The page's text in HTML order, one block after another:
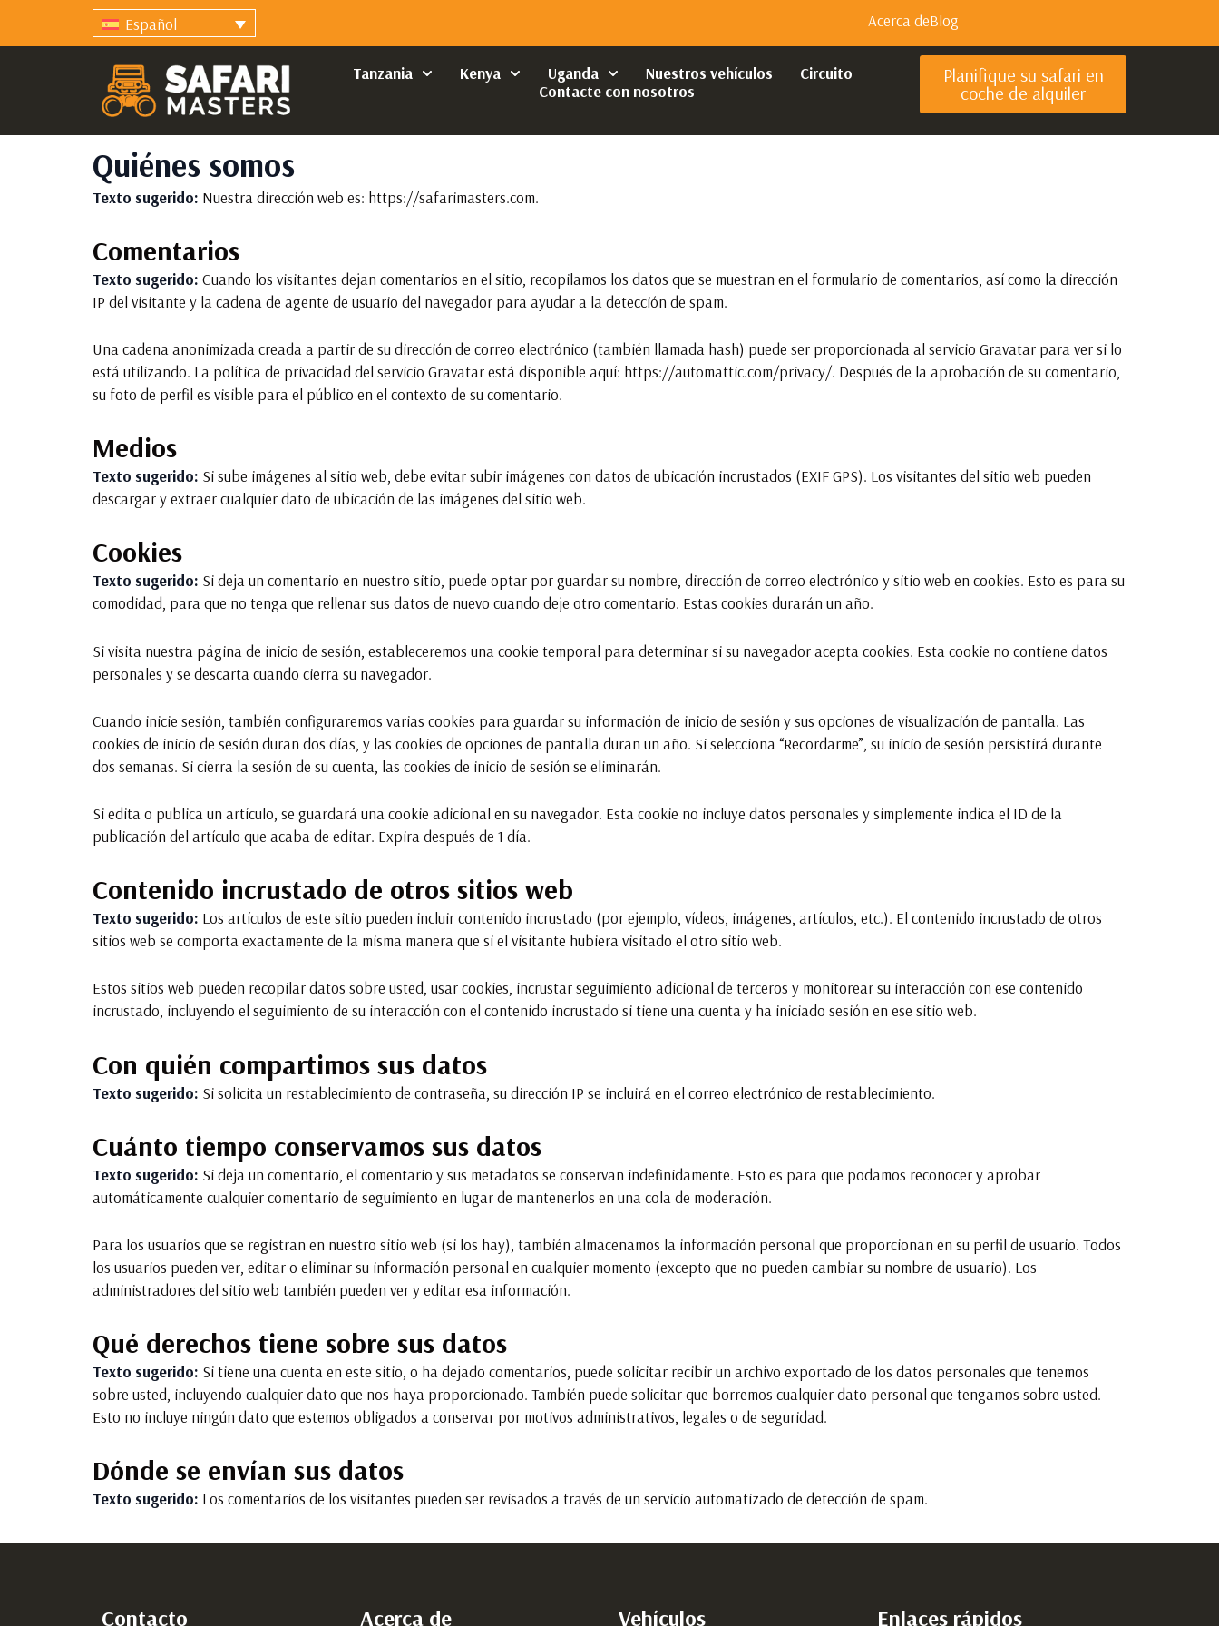
Español Acerca deBlog
Tanzania Kenya Uganda Nuestros vehículos
Circuito
Contacte con nosotros
Planifique su safari en
coche de alquiler
Quiénes somos
Texto sugerido: Nuestra dirección web es: https://safarimasters.com.
Comentarios
Texto sugerido: Cuando los visitantes dejan comentarios en el sitio, recopilamos los datos que se muestran en el formulario de comentarios, así como la dirección
IP del visitante y la cadena de agente de usuario del navegador para ayudar a la detección de spam.
Una cadena anonimizada creada a partir de su dirección de correo electrónico (también llamada hash) puede ser proporcionada al servicio Gravatar para ver si lo
está utilizando. La política de privacidad del servicio Gravatar está disponible aquí: https://automattic.com/privacy/. Después de la aprobación de su comentario,
su foto de perfil es visible para el público en el contexto de su comentario.
Medios
Texto sugerido: Si sube imágenes al sitio web, debe evitar subir imágenes con datos de ubicación incrustados (EXIF GPS). Los visitantes del sitio web pueden
descargar y extraer cualquier dato de ubicación de las imágenes del sitio web.
Cookies
Texto sugerido: Si deja un comentario en nuestro sitio, puede optar por guardar su nombre, dirección de correo electrónico y sitio web en cookies. Esto es para su
comodidad, para que no tenga que rellenar sus datos de nuevo cuando deje otro comentario. Estas cookies durarán un año.
Si visita nuestra página de inicio de sesión, estableceremos una cookie temporal para determinar si su navegador acepta cookies. Esta cookie no contiene datos
personales y se descarta cuando cierra su navegador.
Cuando inicie sesión, también configuraremos varias cookies para guardar su información de inicio de sesión y sus opciones de visualización de pantalla. Las
cookies de inicio de sesión duran dos días, y las cookies de opciones de pantalla duran un año. Si selecciona “Recordarme”, su inicio de sesión persistirá durante
dos semanas. Si cierra la sesión de su cuenta, las cookies de inicio de sesión se eliminarán.
Si edita o publica un artículo, se guardará una cookie adicional en su navegador. Esta cookie no incluye datos personales y simplemente indica el ID de la
publicación del artículo que acaba de editar. Expira después de 1 día.
Contenido incrustado de otros sitios web
Texto sugerido: Los artículos de este sitio pueden incluir contenido incrustado (por ejemplo, vídeos, imágenes, artículos, etc.). El contenido incrustado de otros
sitios web se comporta exactamente de la misma manera que si el visitante hubiera visitado el otro sitio web.
Estos sitios web pueden recopilar datos sobre usted, usar cookies, incrustar seguimiento adicional de terceros y monitorear su interacción con ese contenido
incrustado, incluyendo el seguimiento de su interacción con el contenido incrustado si tiene una cuenta y ha iniciado sesión en ese sitio web.
Con quién compartimos sus datos
Texto sugerido: Si solicita un restablecimiento de contraseña, su dirección IP se incluirá en el correo electrónico de restablecimiento.
Cuánto tiempo conservamos sus datos
Texto sugerido: Si deja un comentario, el comentario y sus metadatos se conservan indefinidamente. Esto es para que podamos reconocer y aprobar
automáticamente cualquier comentario de seguimiento en lugar de mantenerlos en una cola de moderación.
Para los usuarios que se registran en nuestro sitio web (si los hay), también almacenamos la información personal que proporcionan en su perfil de usuario. Todos
los usuarios pueden ver, editar o eliminar su información personal en cualquier momento (excepto que no pueden cambiar su nombre de usuario). Los
administradores del sitio web también pueden ver y editar esa información.
Qué derechos tiene sobre sus datos
Texto sugerido: Si tiene una cuenta en este sitio, o ha dejado comentarios, puede solicitar recibir un archivo exportado de los datos personales que tenemos
sobre usted, incluyendo cualquier dato que nos haya proporcionado. También puede solicitar que borremos cualquier dato personal que tengamos sobre usted.
Esto no incluye ningún dato que estemos obligados a conservar por motivos administrativos, legales o de seguridad.
Dónde se envían sus datos
Texto sugerido: Los comentarios de los visitantes pueden ser revisados a través de un servicio automatizado de detección de spam.
Contacto Acerca de Vehículos Enlaces rápidos